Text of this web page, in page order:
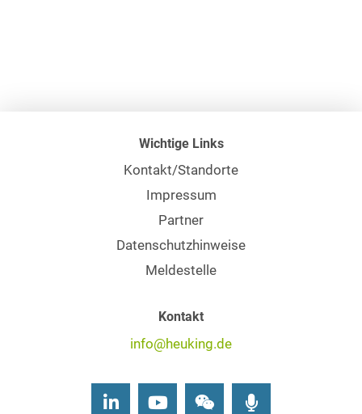
Wichtige Links
Kontakt/Standorte
Impressum
Partner
Datenschutzhinweise
Meldestelle
Kontakt
info@heuking.de